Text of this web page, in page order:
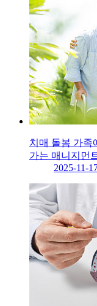
치매 돌봄 가족
가는 매니지먼
2025-11-